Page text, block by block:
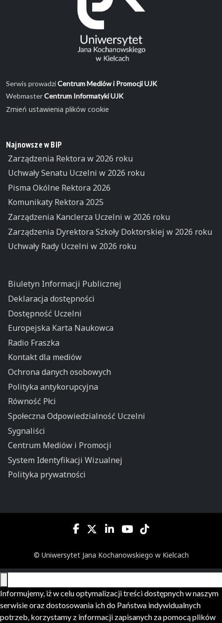
Serwis prowadziCentrum Mediów i Promocji UJK
WebmasterCentrum Informatyki UJK
Zmień ustawienia plików cookie
Najnowsze w BIP
Zarządzenia Rektora w 2026 roku
Uchwały Senatu Uczelni w 2026 roku
Pisma Okólne Rektora 2026
Komunikaty Rektora 2025
Zarządzenia Kanclerza Uczelni w 2026 roku
Zarządzenia Dyrektora Szkoły Doktorskiej w 2026 roku
Uchwały Rady Uczelni w 2026 roku
Biuletyn Informacji Publicznej
Deklaracja dostępności
Dostępność Uczelni
Europejska Karta Naukowca
Radio Fraszka
Kontakt dla mediów
Ochrona danych osobowych
Polityka antykorupcyjna
Równość Płci
Społeczna Odpowiedzialność Uczelni
Sygnaliści
Centrum Mediów i Promocji
System Identyfikacji Wizualnej
Polityka prywatności
© Uniwersytet Jana Kochanowskiego w Kielcach
Informujemy, iż w celu optymalizacji treści dostępnych w naszym
serwisie oraz dostosowania ich do Państwa indywidualnych
potrzeb, korzystamy z informacji zapisanych za pomocą plików